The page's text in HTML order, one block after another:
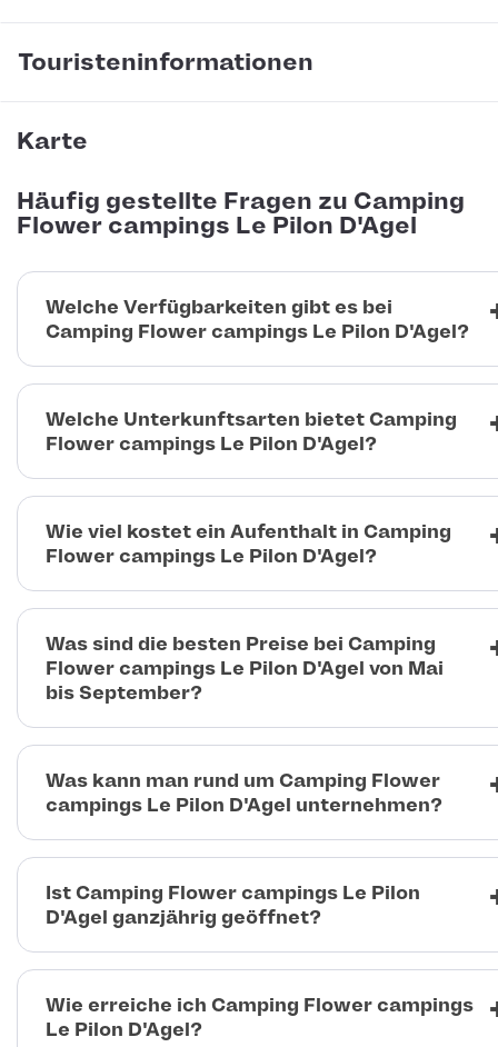
Touristeninformationen
Karte
Häufig gestellte Fragen zu Camping
Flower campings Le Pilon D'Agel
Welche Verfügbarkeiten gibt es bei
Camping Flower campings Le Pilon D'Agel?
Welche Unterkunftsarten bietet Camping
Flower campings Le Pilon D'Agel?
Wie viel kostet ein Aufenthalt in Camping
Flower campings Le Pilon D'Agel?
Was sind die besten Preise bei Camping
Flower campings Le Pilon D'Agel von Mai
bis September?
Was kann man rund um Camping Flower
campings Le Pilon D'Agel unternehmen?
Ist Camping Flower campings Le Pilon
D'Agel ganzjährig geöffnet?
Wie erreiche ich Camping Flower campings
Le Pilon D'Agel?